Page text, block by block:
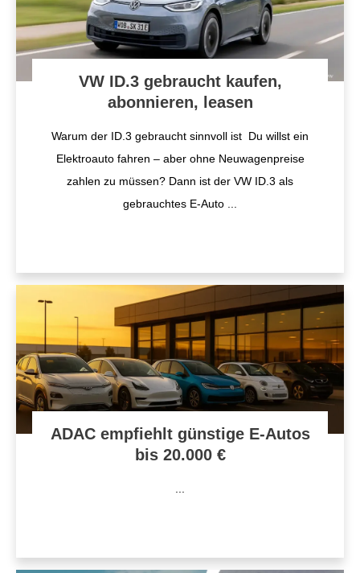
VW ID.3 gebraucht kaufen,
abonnieren, leasen
Warum der ID.3 gebraucht sinnvoll ist Du willst ein
Elektroauto fahren – aber ohne Neuwagenpreise
zahlen zu müssen? Dann ist der VW ID.3 als
gebrauchtes E-Auto
ADAC empfiehlt günstige E-Autos
bis 20.000 €